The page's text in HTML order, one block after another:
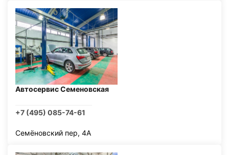
Автосервис Семеновская
+7 (495) 085-74-61
Семёновский пер, 4А